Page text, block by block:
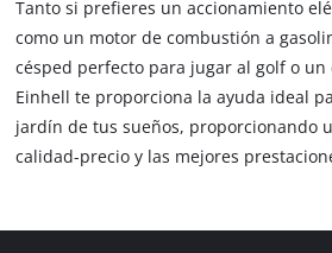
Tanto si prefieres un accionamiento
como un motor de combustión a
césped perfecto para jugar al golf o
Einhell te proporciona la ayuda ideal
jardín de tus sueños, proporcionando
calidad-precio y las mejores